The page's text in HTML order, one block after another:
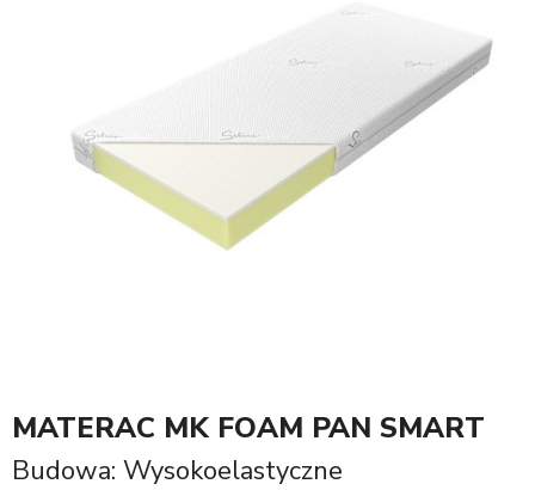
MATERAC MK FOAM PAN SMART
Budowa: Wysokoelastyczne